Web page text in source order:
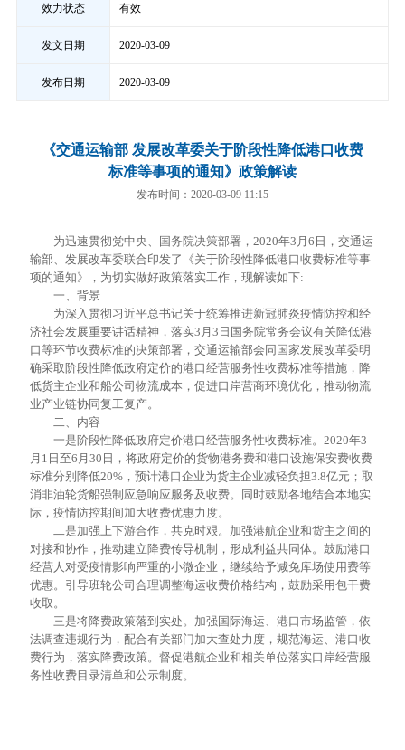
效力状态 有效
发文日期 2020-03-09
发布日期 2020-03-09
《交通运输部 发展改革委关于阶段性降低港口收费
标准等事项的通知》政策解读
发布时间：2020-03-09 11:15
为迅速贯彻党中央、国务院决策部署，2020年3月6日，交通运
输部、发展改革委联合印发了《关于阶段性降低港口收费标准等事
项的通知》，为切实做好政策落实工作，现解读如下:
一、背景
为深入贯彻习近平总书记关于统筹推进新冠肺炎疫情防控和经
济社会发展重要讲话精神，落实3月3日国务院常务会议有关降低港
口等环节收费标准的决策部署，交通运输部会同国家发展改革委明
确采取阶段性降低政府定价的港口经营服务性收费标准等措施，降
低货主企业和船公司物流成本，促进口岸营商环境优化，推动物流
业产业链协同复工复产。
二、内容
一是阶段性降低政府定价港口经营服务性收费标准。2020年3
月1日至6月30日，将政府定价的货物港务费和港口设施保安费收费
标准分别降低20%，预计港口企业为货主企业减轻负担3.8亿元；取
消非油轮货船强制应急响应服务及收费。同时鼓励各地结合本地实
际，疫情防控期间加大收费优惠力度。
二是加强上下游合作，共克时艰。加强港航企业和货主之间的
对接和协作，推动建立降费传导机制，形成利益共同体。鼓励港口
经营人对受疫情影响严重的小微企业，继续给予减免库场使用费等
优惠。引导班轮公司合理调整海运收费价格结构，鼓励采用包干费
收取。
三是将降费政策落到实处。加强国际海运、港口市场监管，依
法调查违规行为，配合有关部门加大查处力度，规范海运、港口收
费行为，落实降费政策。督促港航企业和相关单位落实口岸经营服
务性收费目录清单和公示制度。